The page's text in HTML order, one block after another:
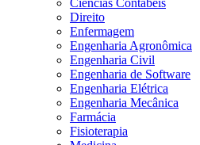
Direito
Enfermagem
Engenharia Agronômica
Engenharia Civil
Engenharia de Software
Engenharia Elétrica
Engenharia Mecânica
Farmácia
Fisioterapia